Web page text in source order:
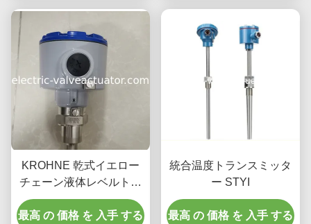
KROHNE 乾式イエロー
チェーン液体レベルトラ
ンスミッタ ER/Exia 最大
負荷 500Ω
最高 の 価格 を 入手 する
統合温度トランスミッタ
ー STYI
最高 の 価格 を 入手 する